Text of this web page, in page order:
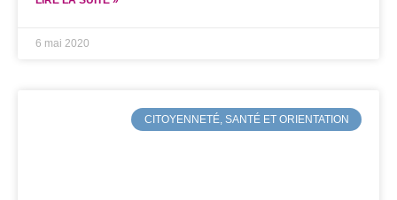
6 mai 2020
CITOYENNETÉ, SANTÉ ET ORIENTATION